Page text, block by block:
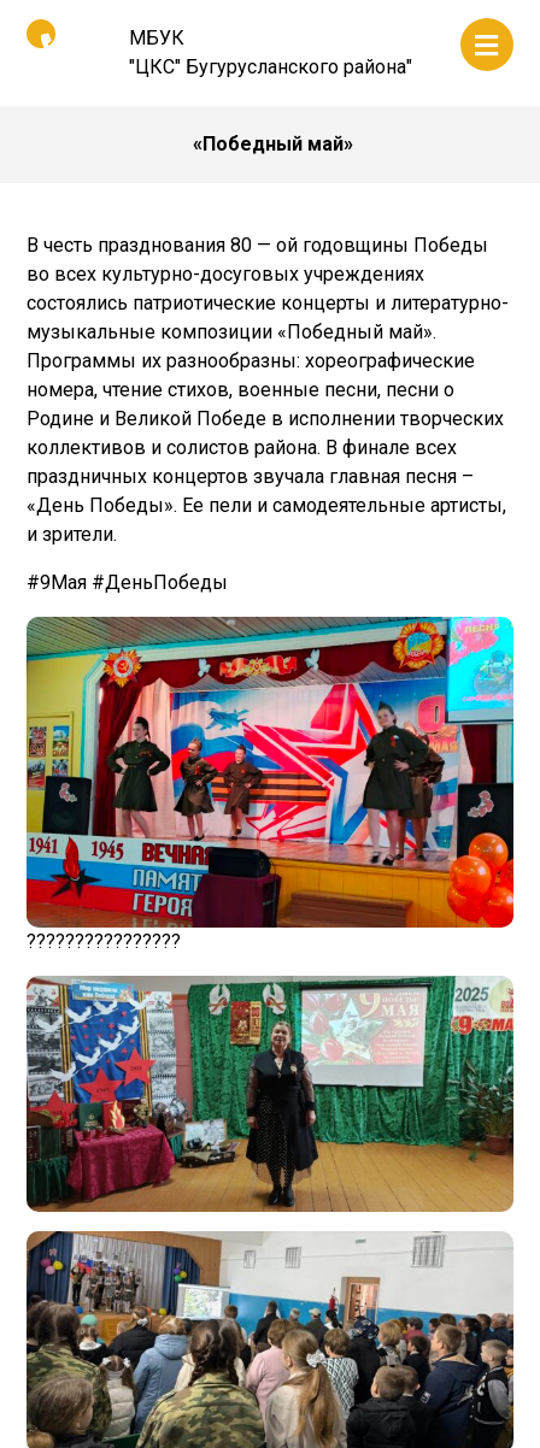
МБУК
"ЦКС" Бугурусланского района"
«Победный май»
В честь празднования 80 — ой годовщины Победы
во всех культурно-досуговых учреждениях
состоялись патриотические концерты и литературно-
музыкальные композиции «Победный май».
Программы их разнообразны: хореографические
номера, чтение стихов, военные песни, песни о
Родине и Великой Победе в исполнении творческих
коллективов и солистов района. В финале всех
праздничных концертов звучала главная песня –
«День Победы». Ее пели и самодеятельные артисты,
и зрители.
#9Мая #ДеньПобеды
????????????????